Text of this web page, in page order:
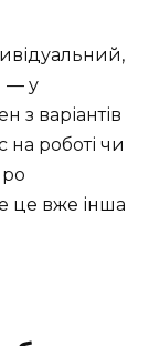
— у
з варіантів
на роботі чи
це вже інша